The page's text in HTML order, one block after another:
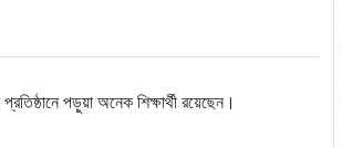
পড়ুয়া অনেক শিক্ষার্থী রয়েছেন।